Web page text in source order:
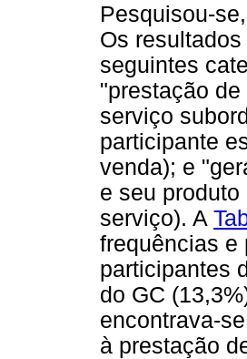
Pesquisou-
Os
seguintes
"prestação
serviço
participante
venda); e
e seu
serviço). A
frequências e
participantes
do GC
encontrava-
à prestação